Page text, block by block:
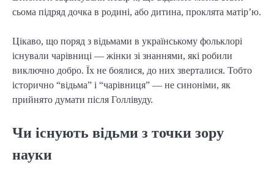
сьома підряд дочка в родині, або дитина, проклята матір’ю.
Цікаво, що поряд з відьмами в українському фольклорі
існували чарівниці — жінки зі знаннями, які робили
виключно добро. Їх не боялися, до них зверталися. Тобто
історично “відьма” і “чарівниця” — не синоніми, як
прийнято думати після Голлівуду.
Чи існують відьми з точки зору
науки